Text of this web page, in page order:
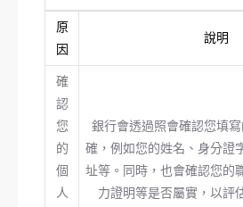
原
因
說明
確
認
您
的
個
人
銀行會透過照會確認您填
確，例如您的姓名、身分證
址等。同時，也會確認您的
力證明等是否屬實，以評